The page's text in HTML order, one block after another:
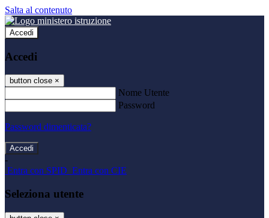
Salta al contenuto
Accedi
Accedi
button close ×
Nome Utente
Password
Password dimenticata?
-
Entra con SPID Entra con CIE
Seleziona utente